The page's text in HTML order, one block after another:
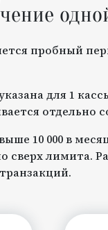
пробный
для 1
отдельно
10 000 в
сверх лимита.